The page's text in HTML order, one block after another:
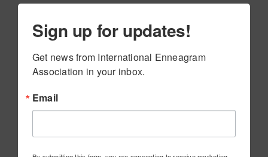
Sign up for updates!
Get news from International Enneagram
Association in your inbox.
Email